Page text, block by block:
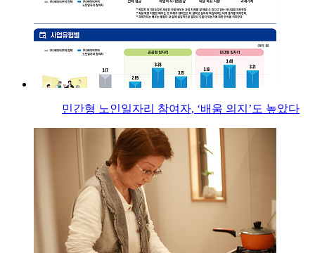
민간형 노인일자리 참여자, ‘배움 의지’도 높았다